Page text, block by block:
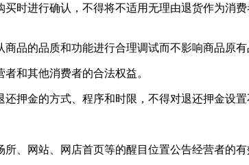
时进行确认，不得将不适用无理由退货作为消
品的品质和功能进行合理调试而不影响商品原
和其他消费者的合法权益。
押金的方式、程序和时限，不得对退还押金设置
、网站、网店首页等的醒目位置公告经营者的有